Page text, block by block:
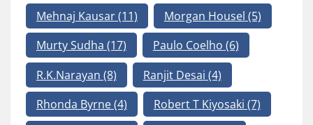
Mehnaj Kausar(11) Morgan Housel (5)
Murty Sudha (17) Paulo Coelho (6)
R.K.Narayan (8) Ranjit Desai (4)
Rhonda Byrne(4) Robert T Kiyosaki (7)